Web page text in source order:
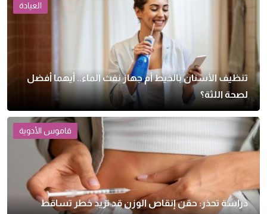
العيادة
تنظيف الأسنان بالخيط أم جهاز نفث الماء.. أيهما أفضل
لصحة اللثة؟
قاموس الأدوية
دراسة تحذر: حقن إنقاص الوزن قد تزيد خطر تساقط